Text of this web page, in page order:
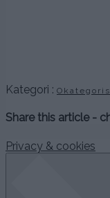
Kategori :
Share this article -
Privacy & cookies